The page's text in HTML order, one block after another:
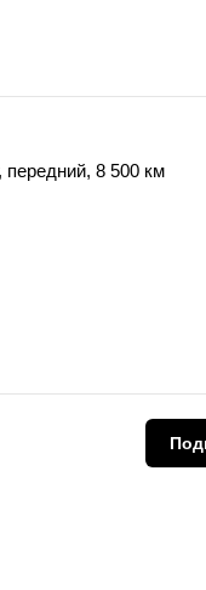
передний, 8 500 км